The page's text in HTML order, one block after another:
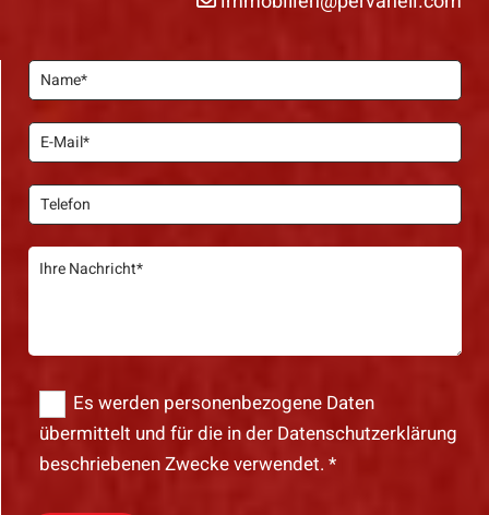
Es werden personenbezogene Daten
übermittelt und für die in der Datenschutzerklärung
beschriebenen Zwecke verwendet. *